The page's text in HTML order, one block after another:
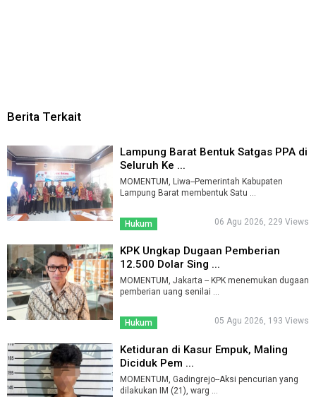
Berita Terkait
Lampung Barat Bentuk Satgas PPA di
Seluruh Ke ...
MOMENTUM, Liwa--Pemerintah Kabupaten
Lampung Barat membentuk Satu ...
Hukum 06 Agu 2026, 229 Views
KPK Ungkap Dugaan Pemberian
12.500 Dolar Sing ...
MOMENTUM, Jakarta -- KPK menemukan dugaan
pemberian uang senilai ...
Hukum 05 Agu 2026, 193 Views
Ketiduran di Kasur Empuk, Maling
Diciduk Pem ...
MOMENTUM, Gadingrejo--Aksi pencurian yang
dilakukan IM (21), warg ...